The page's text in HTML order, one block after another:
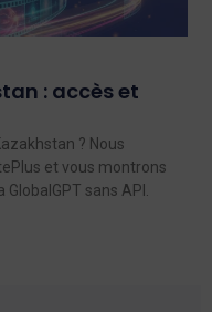
: accès et
? Nous
et vous montrons
sans API.